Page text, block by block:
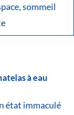
sommeil
à eau
état immaculé